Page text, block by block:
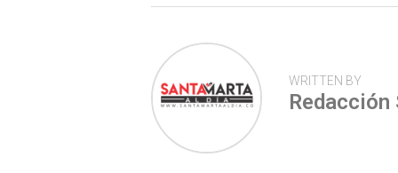
WRITTEN BY
Redacción